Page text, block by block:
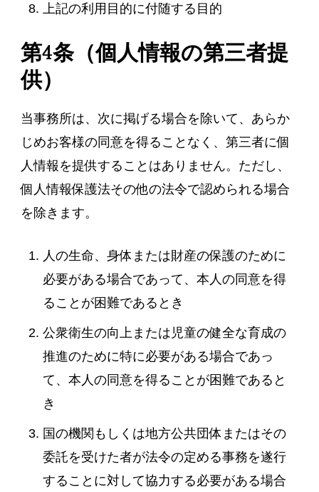
上記の利用目的に付随する目的
第4条（個人情報の第三者提
供）
当事務所は、次に掲げる場合を除いて、あらか
じめお客様の同意を得ることなく、第三者に個
人情報を提供することはありません。ただし、
個人情報保護法その他の法令で認められる場合
を除きます。
人の生命、身体または財産の保護のために
必要がある場合であって、本人の同意を得
ることが困難であるとき
公衆衛生の向上または児童の健全な育成の
推進のために特に必要がある場合であっ
て、本人の同意を得ることが困難であると
き
国の機関もしくは地方公共団体またはその
委託を受けた者が法令の定める事務を遂行
することに対して協力する必要がある場合